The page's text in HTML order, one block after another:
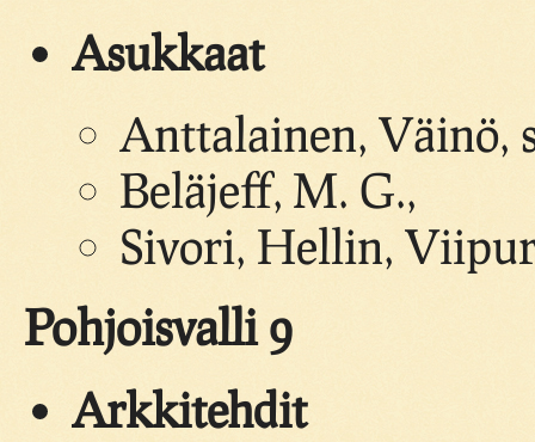
Asukkaat
Anttalainen, Väinö,
Beläjeff, M. G.,
Sivori, Hellin,
Pohjoisvalli 9
Arkkitehdit